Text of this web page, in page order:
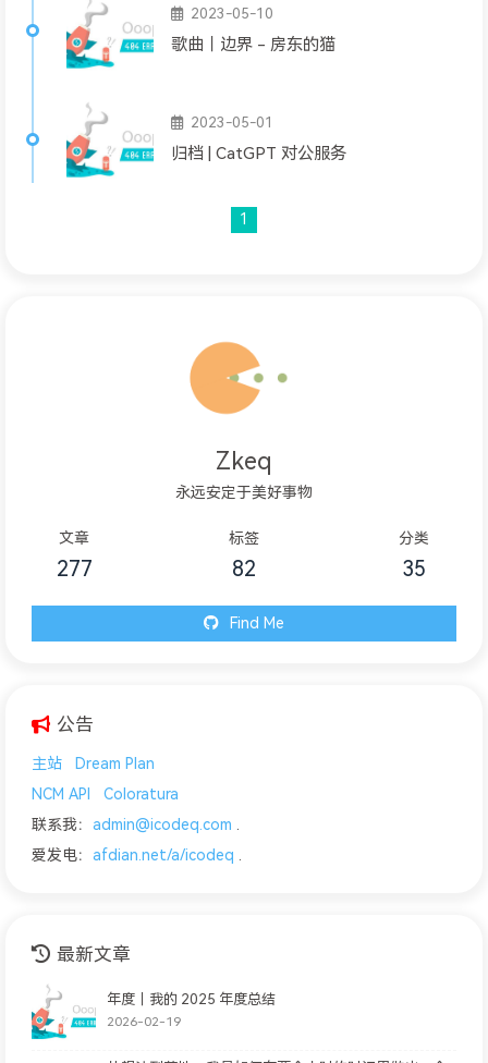
2023-05-10
歌曲｜边界 - 房东的猫
2023-05-01
归档 | CatGPT 对公服务
1
Zkeq
永远安定于美好事物
文章
277
标签
82
分类
35
Find Me
公告
主站
Dream Plan
NCM API
Coloratura
联系我： admin@icodeq.com .
爱发电： afdian.net/a/icodeq .
最新文章
年度｜我的 2025 年度总结
2026-02-19